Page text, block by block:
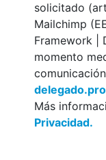
solicitado
Mailchimp
Framework |
momento
Más
Privacidad.